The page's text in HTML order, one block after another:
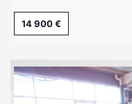
14 900 €